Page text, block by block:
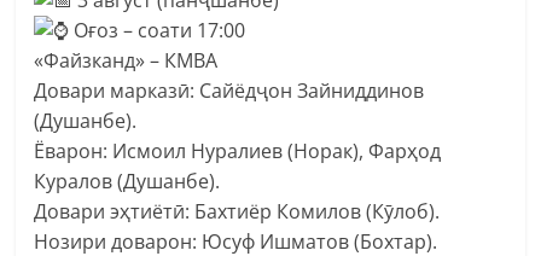
Оғоз – соати 17:00
«Файзканд» – КМВА
Довари марказӣ: Сайёдҷон Зайниддинов
(Душанбе).
Ёварон: Исмоил Нуралиев (Норак), Фарҳод
Куралов (Душанбе).
Довари эҳтиётӣ: Бахтиёр Комилов (Кӯлоб).
Нозири доварон: Юсуф Ишматов (Бохтар).